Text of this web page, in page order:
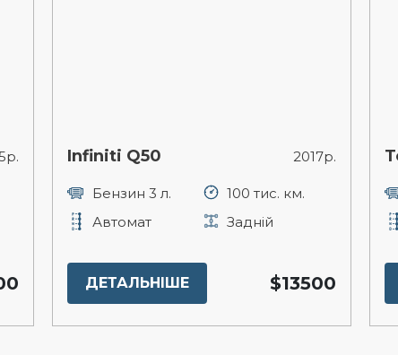
Infiniti Q50 2017р.
Бензин 3 л.
100 тис. км.
Автомат
Задній
ДЕТАЛЬНІШЕ $13500